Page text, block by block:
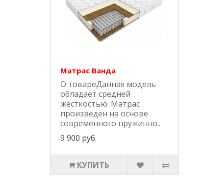
Матрас Ванда
О товареДанная модель
обладает средней
жесткостью. Матрас
произведен на основе
современного пружинно..
9 900 руб.
КУПИТЬ